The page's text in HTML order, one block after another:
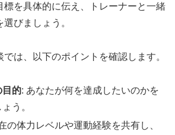
標を具体的に伝え、トレーナーと一緒
びましょう。
では、以下のポイントを確認します。
目的: あなたが何を達成したいのかを
う。
の体力レベルや運動経験を共有し、